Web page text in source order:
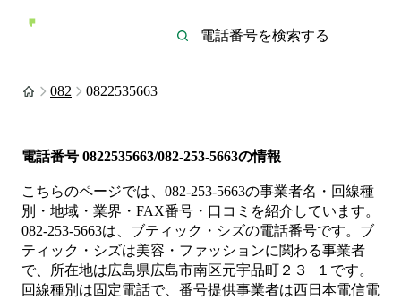
082 0822535663
電話番号 0822535663/082-253-5663の情報
こちらのページでは、 082-253-5663の事業者名・回線種
別・地域・業界・FAX番号・口コミを紹介しています。
082-253-5663は、 ブティック・シズの電話番号です。 ブ
ティック・シズは美容・ファッションに関わる事業者
で、所在地は広島県広島市南区元宇品町２３−１ です。
回線種別は固定電話で、番号提供事業者は西日本電信電